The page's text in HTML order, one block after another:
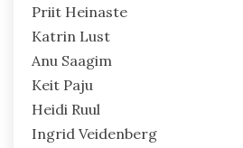
Priit Heinaste
Katrin Lust
Anu Saagim
Keit Paju
Heidi Ruul
Ingrid Veidenberg